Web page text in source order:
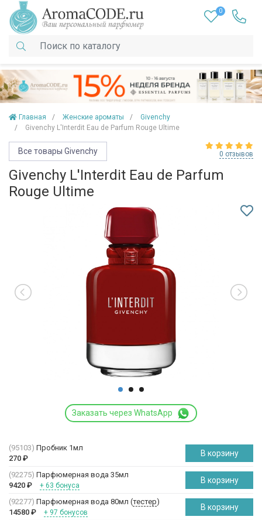
0
Главная Женские ароматы
Givenchy
Givenchy L'Interdit Eau de Parfum Rouge Ultime
Все товары Givenchy 0 отзывов
Givenchy L'Interdit Eau de Parfum
Rouge Ultime
Заказать через WhatsApp
(95103) Пробник 1мл
270 ₽
В корзину
(92275) Парфюмерная вода 35мл
9420 ₽ + 63 бонуса
В корзину
(92277) Парфюмерная вода 80мл (тестер)
14580 ₽ + 97 бонусов
В корзину